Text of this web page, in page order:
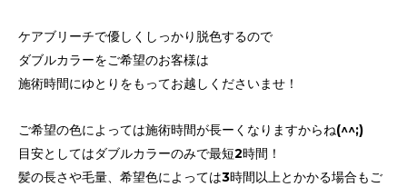
ケアブリーチで優しくしっかり脱色するので
ダブルカラーをご希望のお客様は
施術時間にゆとりをもってお越しくださいませ！
ご希望の色によっては施術時間が長ーくなりますからね(^^;)
目安としてはダブルカラーのみで最短2時間！
髪の長さや毛量、希望色によっては3時間以上とかかる場合もご